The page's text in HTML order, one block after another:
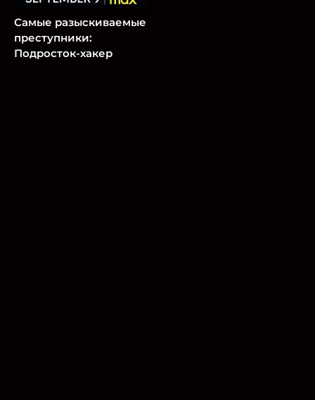
Самые разыскиваемые
преступники:
Подросток-хакер